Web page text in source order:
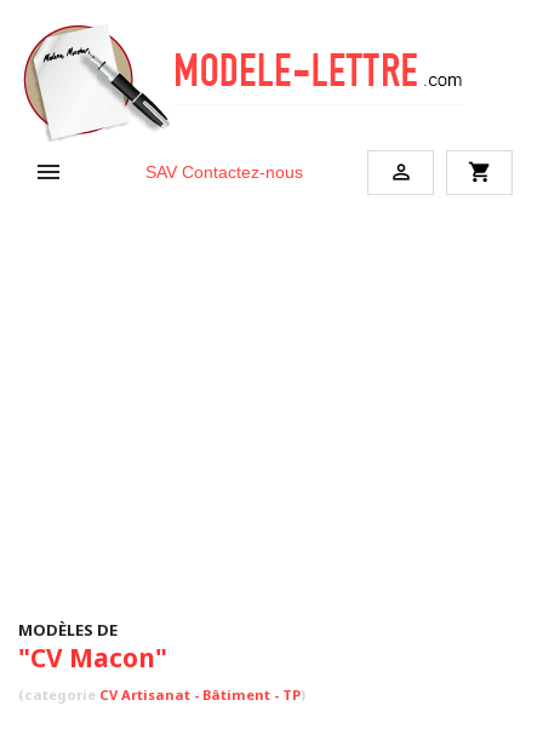
 SAV Contactez-nous  shopping_cart
MODÈLES DE
"CV Macon"
(categorie CV Artisanat - Bâtiment - TP)